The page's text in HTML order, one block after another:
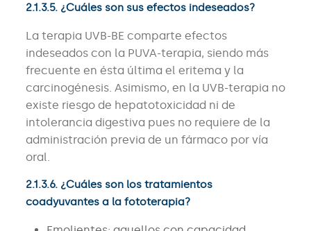
2.1.3.5. ¿Cuáles son sus efectos indeseados?
La terapia UVB-BE comparte efectos
indeseados con la PUVA-terapia, siendo más
frecuente en ésta última el eritema y la
carcinogénesis. Asimismo, en la UVB-terapia no
existe riesgo de hepatotoxicidad ni de
intolerancia digestiva pues no requiere de la
administración previa de un fármaco por vía
oral.
2.1.3.6. ¿Cuáles son los tratamientos
coadyuvantes a la fototerapia?